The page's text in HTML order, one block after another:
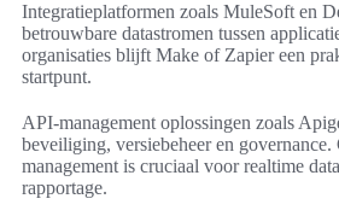
Integratieplatformen zoals MuleSoft en
betrouwbare datastromen tussen
organisaties blijft Make of Zapier een
startpunt.
API-management oplossingen zoals
beveiliging, versiebeheer en
management is cruciaal voor realtime
rapportage.